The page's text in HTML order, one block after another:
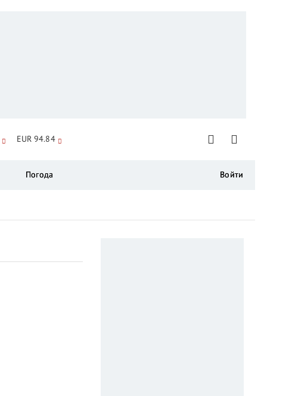
EUR 94.84
Погода Войти